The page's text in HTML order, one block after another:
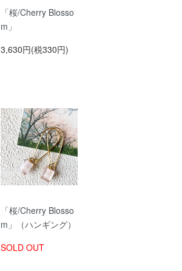
「桜/Cherry Blosso
m」
3,630円(税330円)
「桜/Cherry Blosso
m」（ハンギング）
SOLD OUT